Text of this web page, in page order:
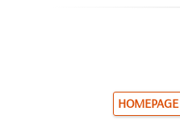
HOMEPAGE